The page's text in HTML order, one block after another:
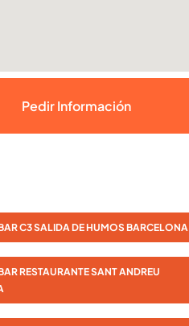
Pedir Información
C3 SALIDA DE HUMOS BARCELONA
RESTAURANTE SANT ANDREU